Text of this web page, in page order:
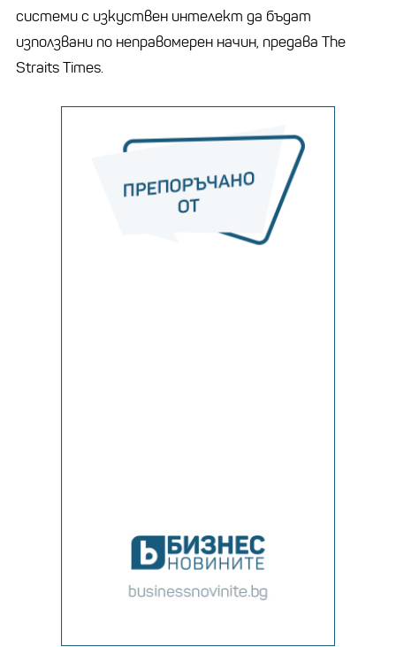
системи с изкуствен интелект да бъдат
използвани по неправомерен начин, предава The
Straits Times.